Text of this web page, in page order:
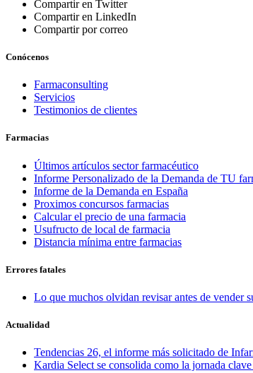
Compartir en Twitter
Compartir en LinkedIn
Compartir por correo
Conócenos
Farmaconsulting
Servicios
Testimonios de clientes
Farmacias
Últimos artículos sector farmacéutico
Informe Personalizado de la Demanda de TU
Informe de la Demanda en España
Proximos concursos farmacias
Calcular el precio de una farmacia
Usufructo de local de farmacia
Distancia mínima entre farmacias
Errores fatales
Lo que muchos olvidan revisar antes de vender
Actualidad
Tendencias 26, el informe más solicitado de
Kardia Select se consolida como la jornada